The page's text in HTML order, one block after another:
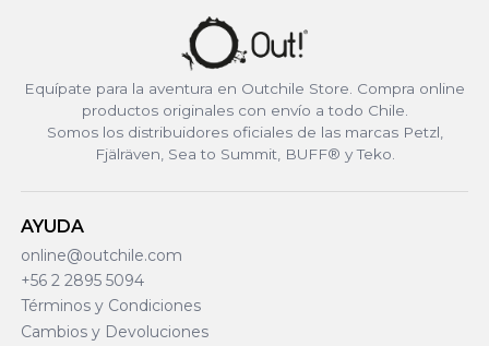
Equípate para la aventura en Outchile Store. Compra online
productos originales con envío a todo Chile.
Somos los distribuidores oficiales de las marcas Petzl,
Fjälräven, Sea to Summit, BUFF® y Teko.
AYUDA
online@outchile.com
+56 2 2895 5094
Términos y Condiciones
Cambios y Devoluciones